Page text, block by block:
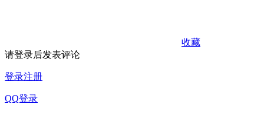
收藏
请登录后发表评论
登录注册
QQ登录